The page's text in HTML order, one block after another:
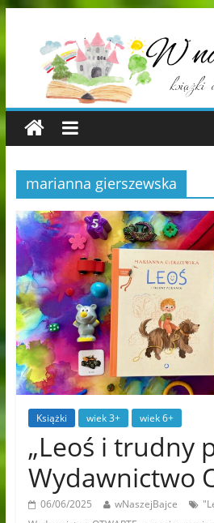
marianna gierszewska
Książki wiek 3+ wiek 6+
„Leoś i trudny
Wydawnictwo
06/06/2025 wNaszejBajce